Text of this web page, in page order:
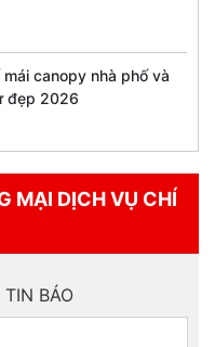
canopy nhà phố và
đẹp 2026
MẠI DỊCH VỤ CHÍ
BÁO